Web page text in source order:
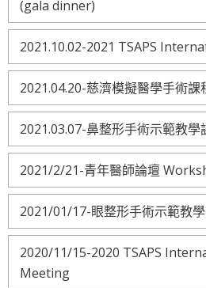
(gala dinner)
2021.10.02-2021 TSAPS
2021.04.20-慈濟模擬醫學手術課
2021.03.07-鼻整形手術示範教學
2021/2/21-青年醫師論壇
2021/01/17-眼整形手術示範教
2020/11/15-2020 TSAPS
Meeting